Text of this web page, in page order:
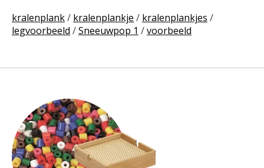
kralenplank/ kralenplankje / kralenplankjes /
legvoorbeeld /Sneeuwpop 1 /voorbeeld